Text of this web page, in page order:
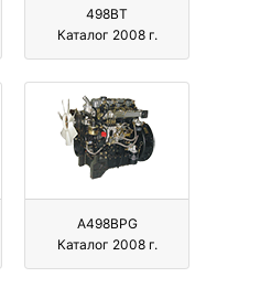
498BT
Каталог 2008 г.
A498BPG
Каталог 2008 г.